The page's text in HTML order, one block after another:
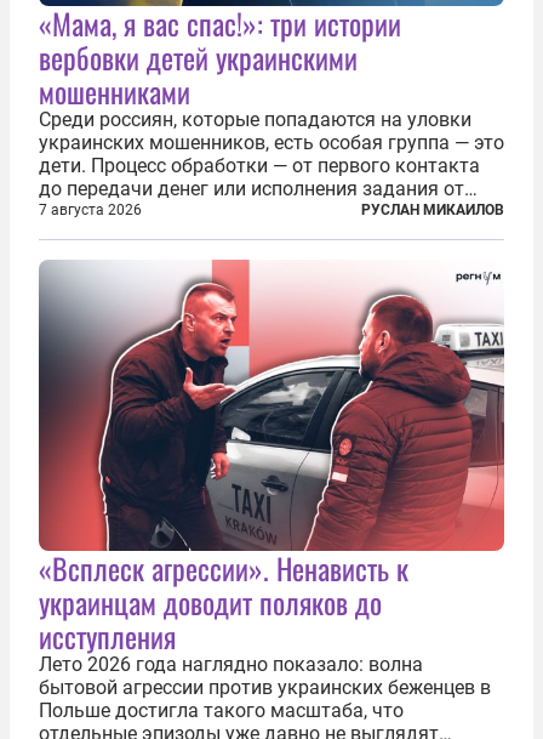
«Мама, я вас спас!»: три истории
вербовки детей украинскими
мошенниками
Среди россиян, которые попадаются на уловки
украинских мошенников, есть особая группа — это
дети. Процесс обработки — от первого контакта
до передачи денег или исполнения задания от
кураторов может занять от двух часов до
нескольких месяцев. Детей превращают в
послушных исполнителей, которые...
7 августа 2026 РУСЛАН МИКАИЛОВ
«Всплеск агрессии». Ненависть к
украинцам доводит поляков до
исступления
Лето 2026 года наглядно показало: волна
бытовой агрессии против украинских беженцев в
Польше достигла такого масштаба, что
отдельные эпизоды уже давно не выглядят